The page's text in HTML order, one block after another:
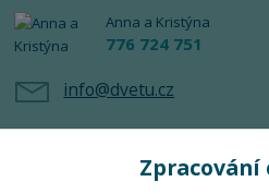
Anna a Kristýna
776 724 751
info@dvetu.cz
Zpracování